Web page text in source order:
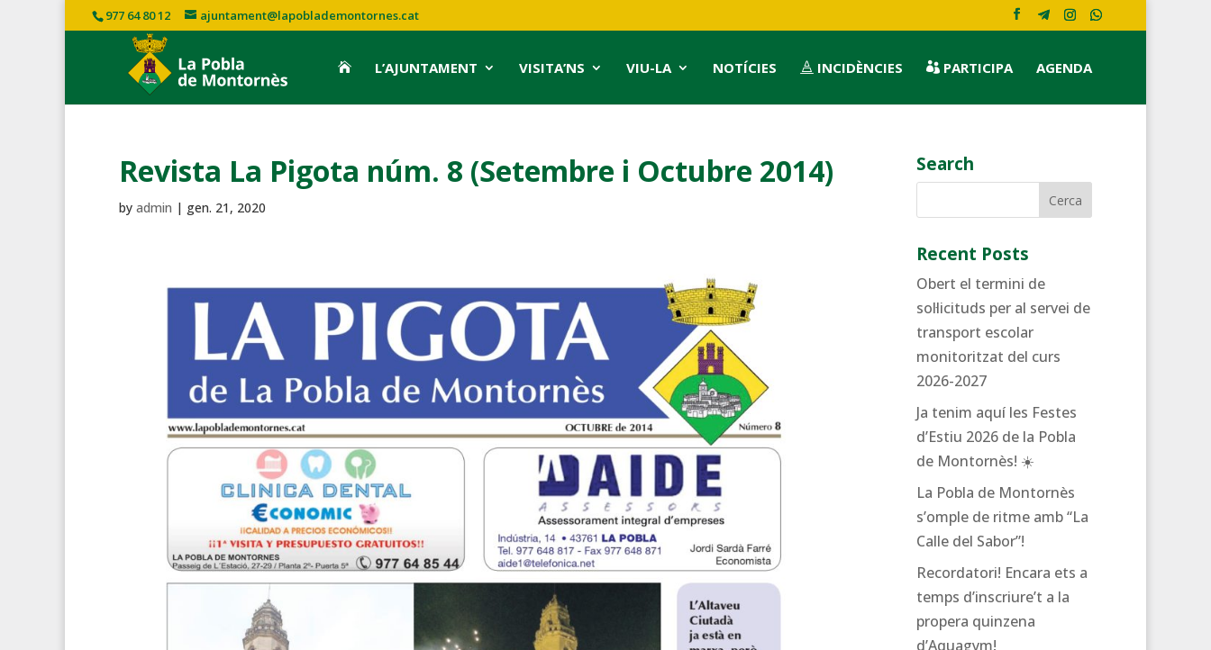
977 64 80 12 ajuntament@lapoblademontornes.cat
 L’AJUNTAMENT VISITA’NS VIU-LA NOTÍCIES  INCIDÈNCIES  PARTICIPA AGENDA
Revista La Pigota núm. 8 (Setembre i Octubre 2014)
by admin | gen. 21, 2020
Search
Recent Posts
Obert el termini de
sol·licituds per al servei de
transport escolar
monitoritzat del curs
2026-2027
Ja tenim aquí les Festes
d’Estiu 2026 de la Pobla
de Montornès! ☀️
La Pobla de Montornès
s’omple de ritme amb “La
Calle del Sabor”!
Recordatori! Encara ets a
temps d’inscriure’t a la
propera quinzena
d’Aquagym!